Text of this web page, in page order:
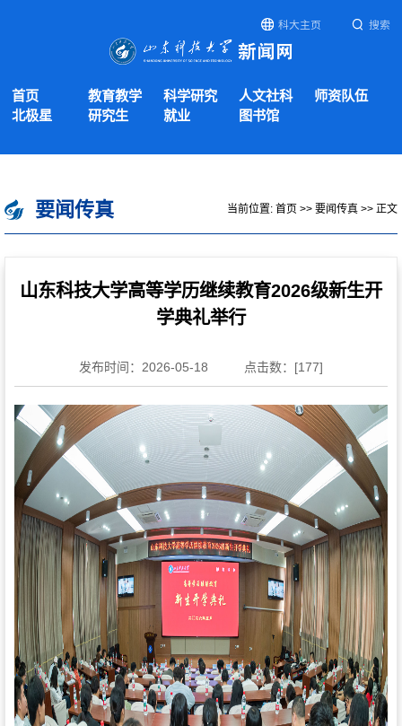
科大主页 搜索
首页 教育教学 科学研究 人文社科
师资队伍
北极星
研究生 就业 图书馆
要闻传真 当前位置: 首页 >> 要闻传真 >> 正文
山东科技大学高等学历继续教育2026级新生开
学典礼举行
发布时间：2026-05-18 点击数：[177]